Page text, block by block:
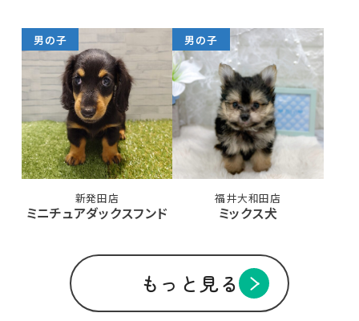
男の子
新発田店
ミニチュアダックスフンド
男の子
福井大和田店
ミックス犬
もっと見る